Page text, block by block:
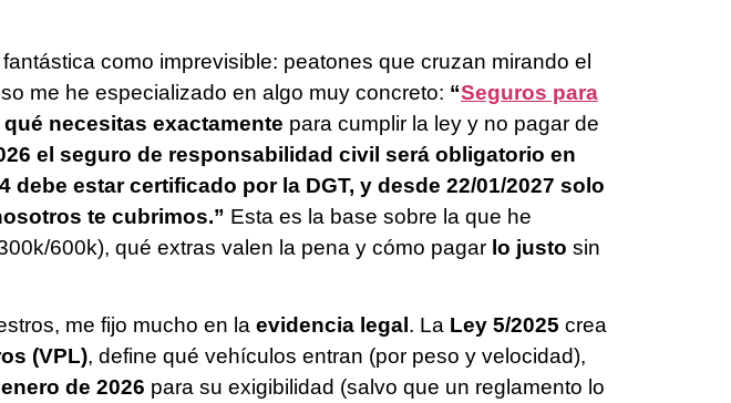
como imprevisible: peatones que cruzan mirando el
me he especializado en algo muy concreto: “Seguros para
qué necesitas exactamente para cumplir la ley y no pagar de
el seguro de responsabilidad civil será obligatorio en
estar certificado por la DGT, y desde 22/01/2027 solo
te cubrimos.” Esta es la base sobre la que he
600k), qué extras valen la pena y cómo pagar lo justo sin
me fijo mucho en la evidencia legal . La Ley 5/2025 crea
(VPL), define qué vehículos entran (por peso y velocidad),
de 2026 para su exigibilidad (salvo que un reglamento lo